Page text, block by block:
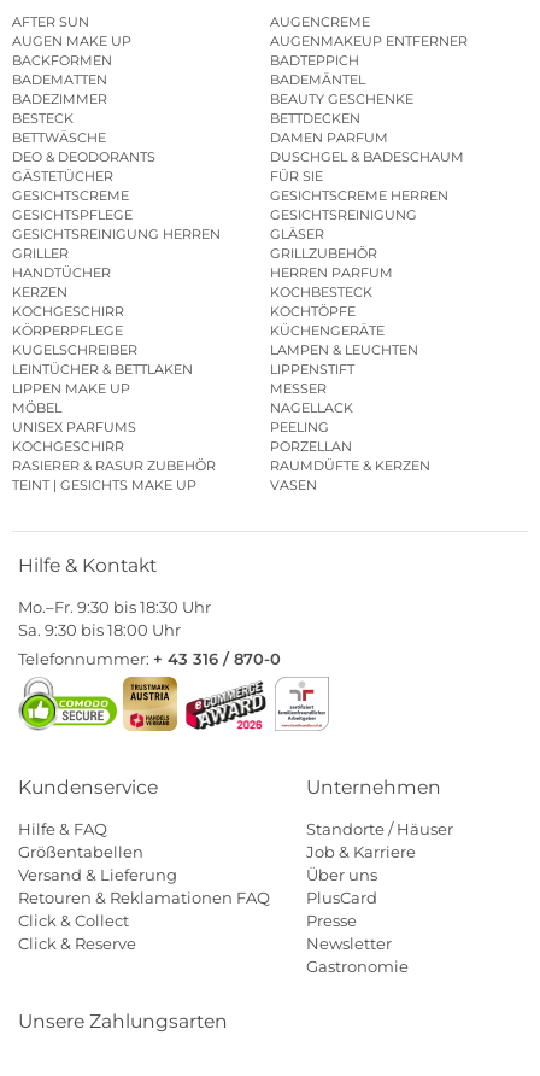
AFTER SUN
AUGENCREME
AUGEN MAKE UP
AUGENMAKEUP ENTFERNER
BACKFORMEN
BADTEPPICH
BADEMATTEN
BADEMÄNTEL
BADEZIMMER
BEAUTY GESCHENKE
BESTECK
BETTDECKEN
BETTWÄSCHE
DAMEN PARFUM
DEO & DEODORANTS
DUSCHGEL & BADESCHAUM
GÄSTETÜCHER
FÜR SIE
GESICHTSCREME
GESICHTSCREME HERREN
GESICHTSPFLEGE
GESICHTSREINIGUNG
GESICHTSREINIGUNG HERREN
GLÄSER
GRILLER
GRILLZUBEHÖR
HANDTÜCHER
HERREN PARFUM
KERZEN
KOCHBESTECK
KOCHGESCHIRR
KOCHTÖPFE
KÖRPERPFLEGE
KÜCHENGERÄTE
KUGELSCHREIBER
LAMPEN & LEUCHTEN
LEINTÜCHER & BETTLAKEN
LIPPENSTIFT
LIPPEN MAKE UP
MESSER
MÖBEL
NAGELLACK
UNISEX PARFUMS
PEELING
KOCHGESCHIRR
PORZELLAN
RASIERER & RASUR ZUBEHÖR
RAUMDÜFTE & KERZEN
TEINT | GESICHTS MAKE UP
VASEN
Hilfe & Kontakt
Mo.–Fr. 9:30 bis 18:30 Uhr
Sa. 9:30 bis 18:00 Uhr
Telefonnummer: + 43 316 / 870-0
Kundenservice
Hilfe & FAQ
Größentabellen
Versand & Lieferung
Retouren & Reklamationen FAQ
Click & Collect
Click & Reserve
Unternehmen
Standorte / Häuser
Job & Karriere
Über uns
PlusCard
Presse
Newsletter
Gastronomie
Unsere Zahlungsarten